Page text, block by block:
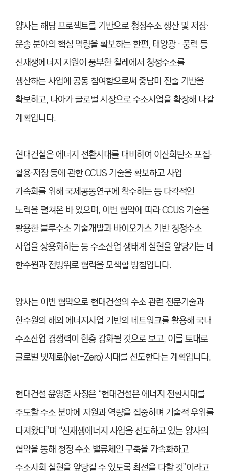
양사는 해당 프로젝트를 기반으로 청정수소 생산 및 저장·
운송 분야의 핵심 역량을 확보하는 한편, 태양광‧풍력 등
신재생에너지 자원이 풍부한 칠레에서 청정수소를
생산하는 사업에 공동 참여함으로써 중남미 진출 기반을
확보하고, 나아가 글로벌 시장으로 수소사업을 확장해 나갈
계획입니다.
현대건설은 에너지 전환시대를 대비하여 이산화탄소 포집·
활용·저장 등에 관한 CCUS 기술을 확보하고 사업
가속화를 위해 국제공동연구에 착수하는 등 다각적인
노력을 펼쳐온 바 있으며, 이번 협약에 따라 CCUS 기술을
활용한 블루수소 기술개발과 바이오가스 기반 청정수소
사업을 상용화하는 등 수소산업 생태계 실현을 앞당기는 데
한수원과 전방위로 협력을 모색할 방침입니다.
양사는 이번 협약으로 현대건설의 수소 관련 전문기술과
한수원의 해외 에너지사업 기반의 네트워크를 활용해 국내
수소산업 경쟁력이 한층 강화될 것으로 보고, 이를 토대로
글로벌 넷제로(Net-Zero) 시대를 선도한다는 계획입니다.
현대건설 윤영준 사장은 “현대건설은 에너지 전환시대를
주도할 수소 분야에 자원과 역량을 집중하며 기술적 우위를
다져왔다”며 “신재생에너지 사업을 선도하고 있는 양사의
협약을 통해 청정 수소 밸류체인 구축을 가속화하고
수소사회 실현을 앞당길 수 있도록 최선을 다할 것”이라고